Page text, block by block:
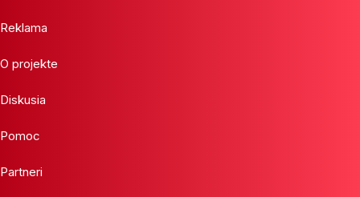
Reklama
O projekte
Diskusia
Pomoc
Partneri